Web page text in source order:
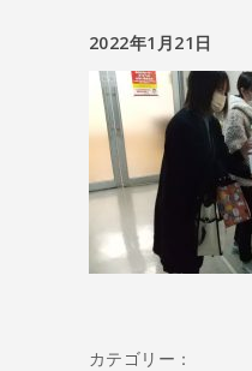
2022年1月21日
カテゴリー：